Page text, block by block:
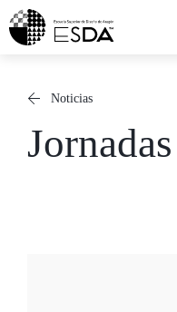
Saltar
Noticias
Jornadas